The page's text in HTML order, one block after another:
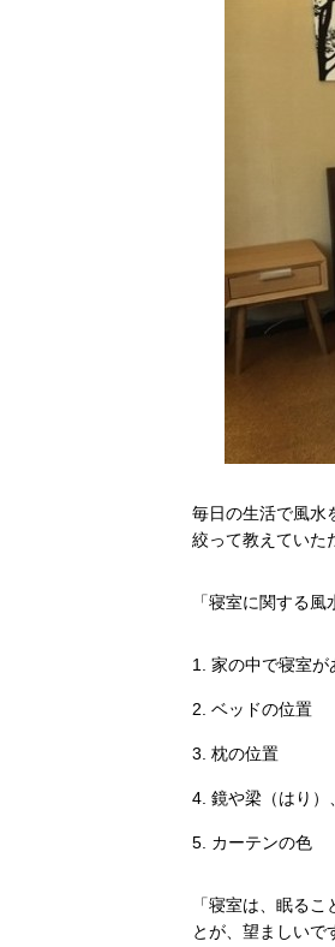
毎日の生活で風水
絞って教えていた
「寝室に関する
家の中で寝室が
ベッドの位置
枕の位置
鏡や梁（はり）
カーテンの色
「寝室は、眠る
とが、望ましいで